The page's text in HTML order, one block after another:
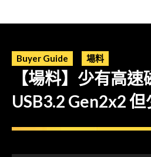
Buyer Guide 場料
【場料】少有高
USB3.2 Gen2x2